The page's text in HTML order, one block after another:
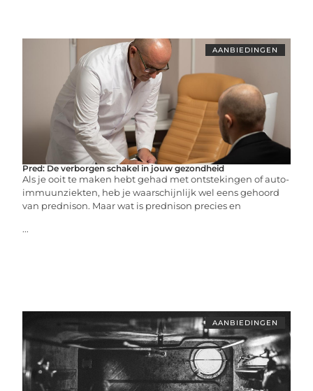
AANBIEDINGEN
Pred: De verborgen schakel in jouw gezondheid
Als je ooit te maken hebt gehad met ontstekingen of auto-
immuunziekten, heb je waarschijnlijk wel eens gehoord
van prednison. Maar wat is prednison precies en
...
AANBIEDINGEN